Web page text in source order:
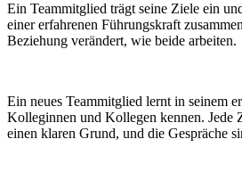
Ein Teammitglied trägt seine Ziele ein
einer erfahrenen Führungskraft
Beziehung verändert, wie beide arbeiten.
Ein neues Teammitglied lernt in seinem
Kolleginnen und Kollegen kennen. Jede
einen klaren Grund, und die Gespräche